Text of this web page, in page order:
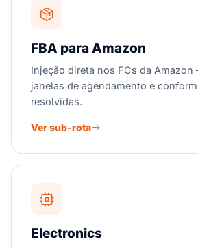
FBA para Amazon
Injeção direta nos FCs da
janelas de agendamento e
resolvidas.
Ver sub-rota
Electronics